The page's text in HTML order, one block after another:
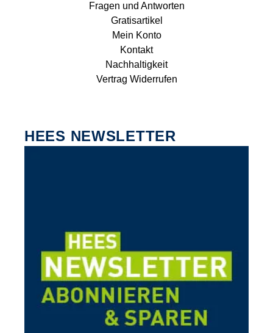
Fragen und Antworten
Gratisartikel
Mein Konto
Kontakt
Nachhaltigkeit
Vertrag Widerrufen
HEES NEWSLETTER